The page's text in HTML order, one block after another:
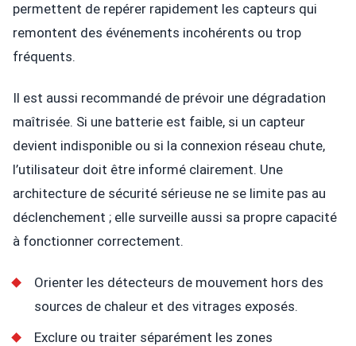
permettent de repérer rapidement les capteurs qui
remontent des événements incohérents ou trop
fréquents.
Il est aussi recommandé de prévoir une dégradation
maîtrisée. Si une batterie est faible, si un capteur
devient indisponible ou si la connexion réseau chute,
l’utilisateur doit être informé clairement. Une
architecture de sécurité sérieuse ne se limite pas au
déclenchement ; elle surveille aussi sa propre capacité
à fonctionner correctement.
Orienter les détecteurs de mouvement hors des
sources de chaleur et des vitrages exposés.
Exclure ou traiter séparément les zones